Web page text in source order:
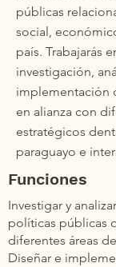
públicas
social,
país. Trabajarás
investigación,
implementación
en alianza con
estratégicos
paraguayo e
Funciones
Investigar y
políticas públicas
diferentes áreas
Diseñar e